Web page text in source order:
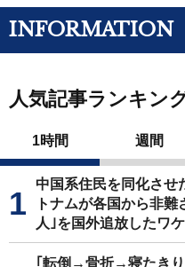
INFORMATION
人気記事ランキン
1時間 週間
中国系住民を同化さ
トナムが各国から非
人｣を国外追放したワケ
｢転倒→骨折→寝たき